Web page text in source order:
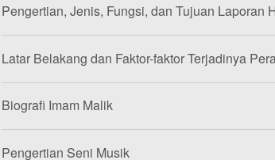
Pengertian, Jenis, Fungsi, dan Tujuan Laporan
Latar Belakang dan Faktor-faktor Terjadinya
Biografi Imam Malik
Pengertian Seni Musik